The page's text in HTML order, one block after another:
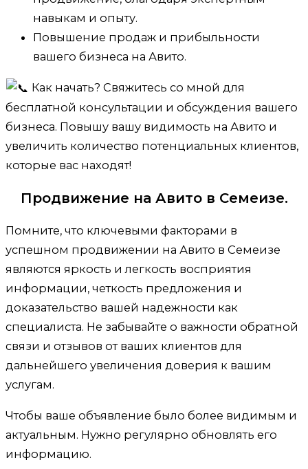
навыкам и опыту.
Повышение продаж и прибыльности
вашего бизнеса на Авито.
Как начать? Свяжитесь со мной для
бесплатной консультации и обсуждения вашего
бизнеса. Повышу вашу видимость на Авито и
увеличить количество потенциальных клиентов,
которые вас находят!
Продвижение на Авито в Семеизе.
Помните, что ключевыми факторами в
успешном продвижении на Авито в Семеизе
являются яркость и легкость восприятия
информации, четкость предложения и
доказательство вашей надежности как
специалиста. Не забывайте о важности обратной
связи и отзывов от ваших клиентов для
дальнейшего увеличения доверия к вашим
услугам.
Чтобы ваше объявление было более видимым и
актуальным. Нужно регулярно обновлять его
информацию.